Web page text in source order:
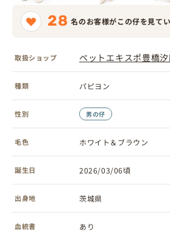
28 名のお客様がこの仔を見てい
取扱ショップ ペットエキスポ豊橋
種類 パピヨン
性別 男の仔
毛色 ホワイト＆ブラウン
誕生日 2026/03/06頃
出身地 茨城県
血統書 あり